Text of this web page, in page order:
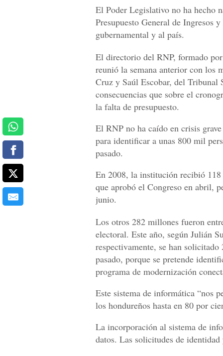
El Poder Legislativo no ha hecho
Presupuesto General de Ingresos
gubernamental y al país.
El directorio del RNP, formado
reunió la semana anterior con los
Cruz y Saúl Escobar, del Tribunal
consecuencias que sobre el
la falta de presupuesto.
El RNP no ha caído en crisis
para identificar a unas 800 mil
pasado.
En 2008, la institución recibió
que aprobó el Congreso en abril,
junio.
Los otros 282 millones fueron
electoral. Este año, según Julián
respectivamente, se han
pasado, porque se pretende
programa de modernización
Este sistema de informática “nos
los hondureños hasta en 80 por
La incorporación al sistema de
datos. Las solicitudes de